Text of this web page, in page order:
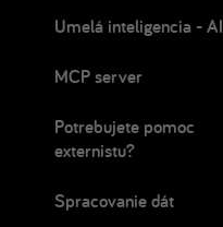
Umelá inteligencia - AI
MCP server
Potrebujete pomoc
externistu?
Spracovanie dát